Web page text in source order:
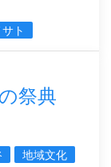
ト
祭典
地域文化